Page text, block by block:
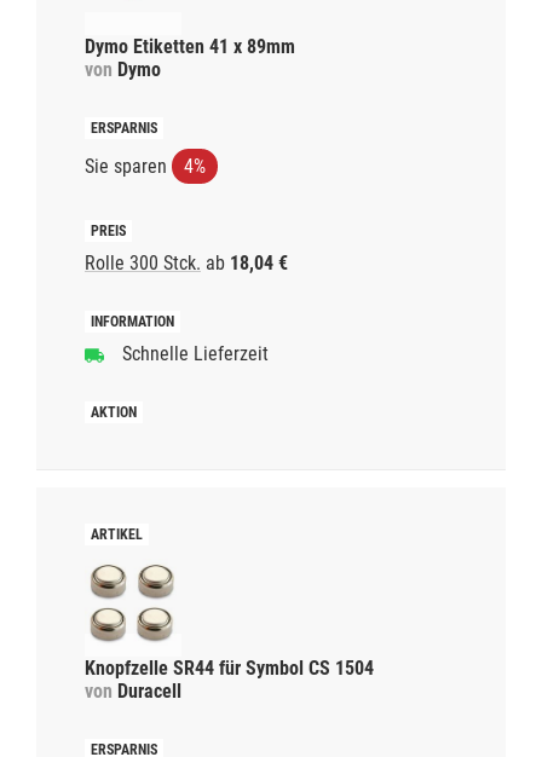
Dymo Etiketten 41 x 89mm
von Dymo
Sie sparen 4%
Rolle 300 Stck. ab 18,04 €
Schnelle Lieferzeit
Knopfzelle SR44 für Symbol CS 1504
von Duracell